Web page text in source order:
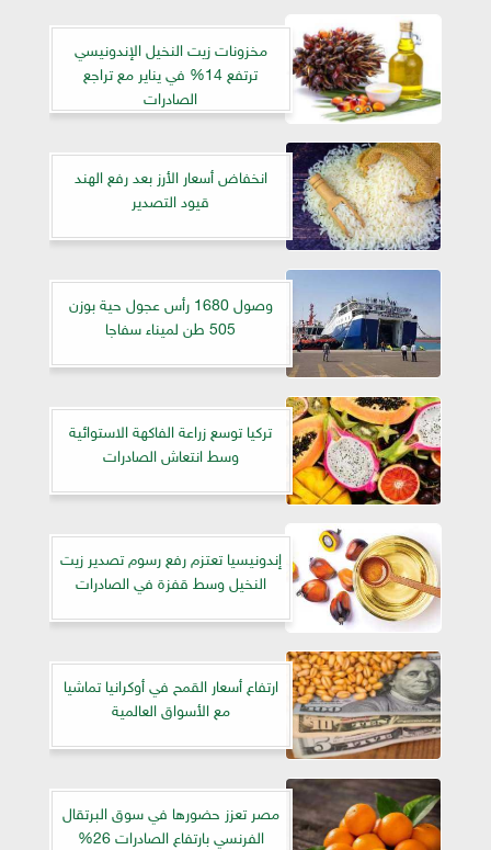
مخزونات زيت النخيل الإندونيسي
ترتفع 14% في يناير مع تراجع
الصادرات
انخفاض أسعار الأرز بعد رفع الهند
قيود التصدير
وصول 1680 رأس عجول حية بوزن
505 طن لميناء سفاجا
تركيا توسع زراعة الفاكهة الاستوائية
وسط انتعاش الصادرات
إندونيسيا تعتزم رفع رسوم تصدير زيت
النخيل وسط قفزة في الصادرات
ارتفاع أسعار القمح في أوكرانيا تماشيا
مع الأسواق العالمية
مصر تعزز حضورها في سوق البرتقال
الفرنسي بارتفاع الصادرات 26%